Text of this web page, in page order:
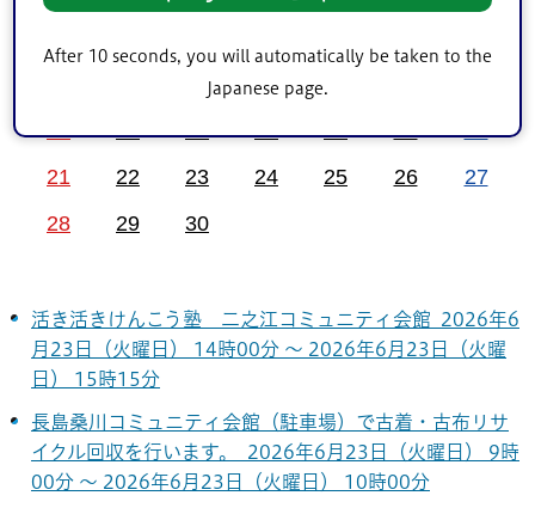
After 10 seconds, you will automatically be taken to the
Japanese page.
10
14
15 16 17 18 19
20
21
22 23 24 25 26
27
28
29 30
活き活きけんこう塾 二之江コミュニティ会館 2026年6
月23日（火曜日） 14時00分 ～ 2026年6月23日（火曜
日） 15時15分
長島桑川コミュニティ会館（駐車場）で古着・古布リサ
イクル回収を行います。 2026年6月23日（火曜日） 9時
00分 ～ 2026年6月23日（火曜日） 10時00分